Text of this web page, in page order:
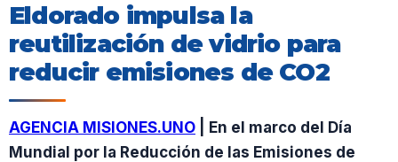
Eldorado impulsa la
reutilización de vidrio para
reducir emisiones de CO2
AGENCIA MISIONES.UNO | En el marco del Día
Mundial por la Reducción de las Emisiones de